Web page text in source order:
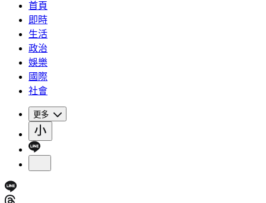
首頁
即時
生活
政治
娛樂
國際
社會
更多